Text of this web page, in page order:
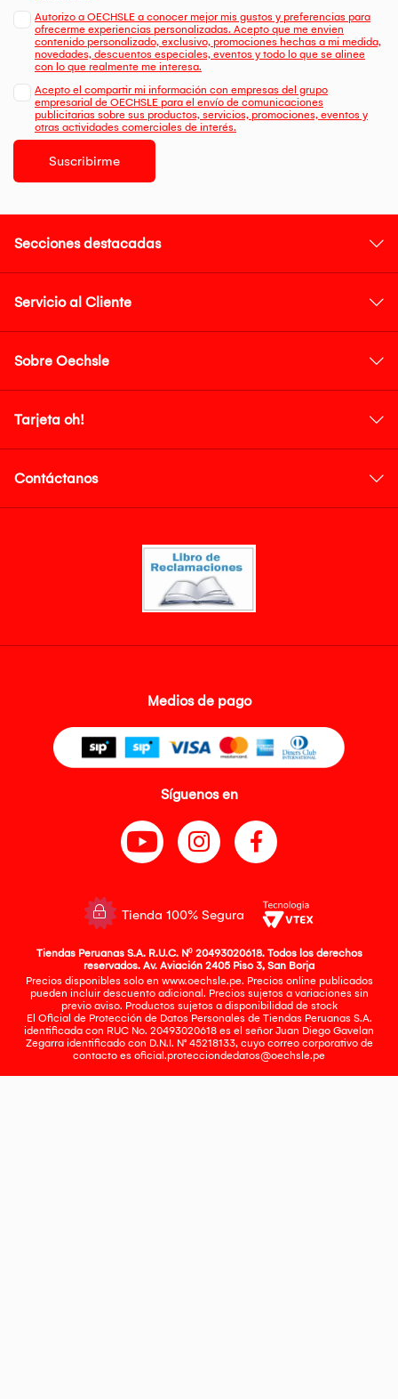
Autorizo a OECHSLE a conocer mejor mis gustos y preferencias para
ofrecerme experiencias personalizadas. Acepto que me envien
contenido personalizado, exclusivo, promociones hechas a mi medida,
novedades, descuentos especiales, eventos y todo lo que se alinee
con lo que realmente me interesa.
Acepto el compartir mi información con empresas del grupo
empresarial de OECHSLE para el envío de comunicaciones
publicitarias sobre sus productos, servicios, promociones, eventos y
otras actividades comerciales de interés.
Suscribirme
Secciones destacadas
Servicio al Cliente
Sobre Oechsle
Tarjeta oh!
Contáctanos
Medios de pago
Síguenos en
Tienda 100% Segura
Tiendas Peruanas S.A. R.U.C. Nº 20493020618. Todos los derechos
reservados. Av. Aviación 2405 Piso 3, San Borja
Precios disponibles solo en www.oechsle.pe. Precios online publicados
pueden incluir descuento adicional. Precios sujetos a variaciones sin
previo aviso. Productos sujetos a disponibilidad de stock
El Oficial de Protección de Datos Personales de Tiendas Peruanas S.A.
identificada con RUC No. 20493020618 es el señor Juan Diego Gavelan
Zegarra identificado con D.N.I. N° 45218133, cuyo correo corporativo de
contacto es oficial.protecciondedatos@oechsle.pe